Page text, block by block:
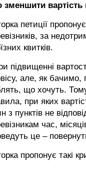
зменшити вартість
петиції
за
квитків.
підвищенні
але, як бачимо,
що хочуть.
при яких
з пунктів не
час,
це –
пропонує такі